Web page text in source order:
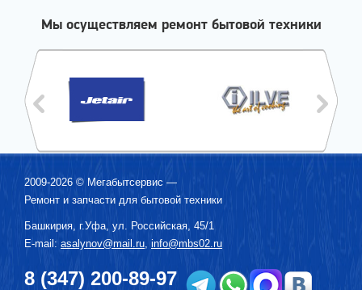
Мы осуществляем ремонт бытовой техники
2009-2026 © Мегабытсервис —
Ремонт и запчасти для бытовой техники
Башкирия, г.Уфа ул. Российская, 45/1
E-mail: asalynov@mail.ru info@mbs02.ru
8 (347) 200-89-97